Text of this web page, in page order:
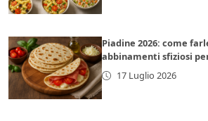
Piadine 2026: come
abbinamenti sfiziosi
17 Luglio 2026